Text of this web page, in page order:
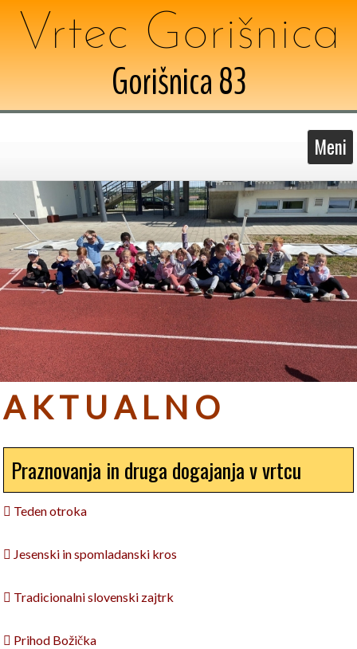
Vrtec Gorišnica
Gorišnica 83
Meni
A K T U A L N O
Praznovanja in druga dogajanja v vrtcu
 Teden otroka
 Jesenski in spomladanski kros
 Tradicionalni slovenski zajtrk
 Prihod Božička